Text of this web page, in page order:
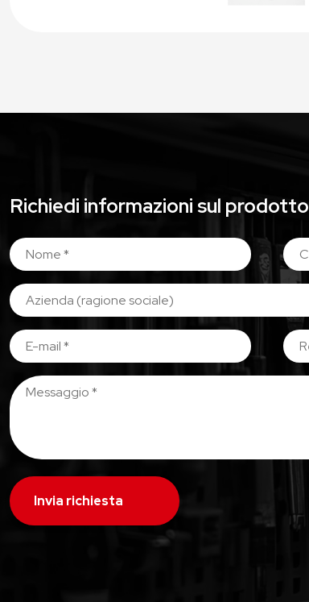
Richiedi informazioni sul prodotto
Invia richiesta